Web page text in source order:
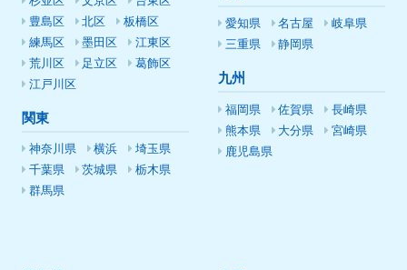
豊島区
北区
板橋区
練馬区
墨田区
江東区
荒川区
足立区
葛飾区
江戸川区
関東
神奈川県 横浜
埼玉県
千葉県
茨城県
栃木県
群馬県
愛知県 名古屋
岐阜県
三重県
静岡県
九州
福岡県 佐賀県
長崎県
熊本県
大分県
宮崎県
鹿児島県